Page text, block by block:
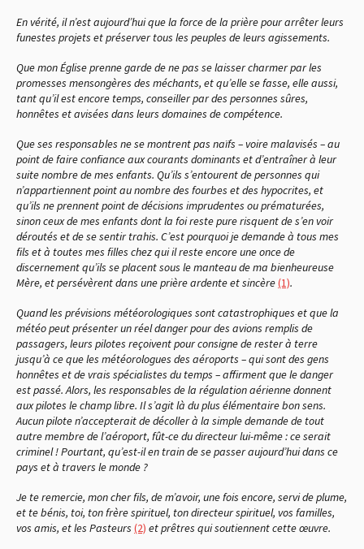
En vérité, il n’est aujourd’hui que la force de la prière pour arrêter leurs
funestes projets et préserver tous les peuples de leurs agissements.
Que mon Église prenne garde de ne pas se laisser charmer par les
promesses mensongères des méchants, et qu’elle se fasse, elle aussi,
tant qu’il est encore temps, conseiller par des personnes sûres,
honnêtes et avisées dans leurs domaines de compétence.
Que ses responsables ne se montrent pas naïfs – voire malavisés – au
point de faire confiance aux courants dominants et d’entraîner à leur
suite nombre de mes enfants. Qu’ils s’entourent de personnes qui
n’appartiennent point au nombre des fourbes et des hypocrites, et
qu’ils ne prennent point de décisions imprudentes ou prématurées,
sinon ceux de mes enfants dont la foi reste pure risquent de s’en voir
déroutés et de se sentir trahis. C’est pourquoi je demande à tous mes
fils et à toutes mes filles chez qui il reste encore une once de
discernement qu’ils se placent sous le manteau de ma bienheureuse
Mère, et persévèrent dans une prière ardente et sincère(1).
Quand les prévisions météorologiques sont catastrophiques et que la
météo peut présenter un réel danger pour des avions remplis de
passagers, leurs pilotes reçoivent pour consigne de rester à terre
jusqu’à ce que les météorologues des aéroports – qui sont des gens
honnêtes et de vrais spécialistes du temps – affirment que le danger
est passé. Alors, les responsables de la régulation aérienne donnent
aux pilotes le champ libre. Il s’agit là du plus élémentaire bon sens.
Aucun pilote n’accepterait de décoller à la simple demande de tout
autre membre de l’aéroport, fût-ce du directeur lui-même : ce serait
criminel ! Pourtant, qu’est-il en train de se passer aujourd’hui dans ce
pays et à travers le monde ?
Je te remercie, mon cher fils, de m’avoir, une fois encore, servi de plume,
et te bénis, toi, ton frère spirituel, ton directeur spirituel, vos familles,
vos amis, et les Pasteurs (2) et prêtres qui soutiennent cette œuvre.